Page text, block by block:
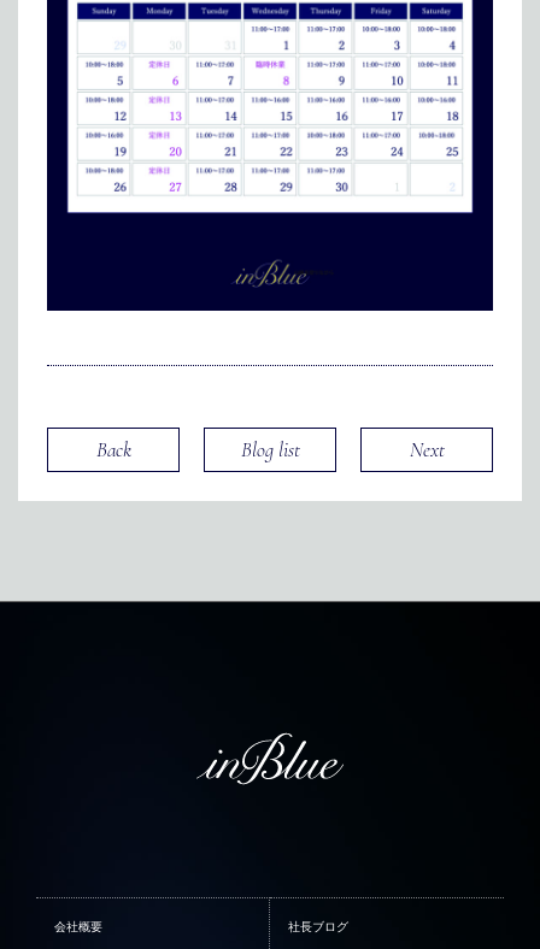
Back Blog list Next
会社概要 社長ブログ